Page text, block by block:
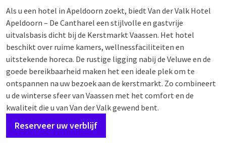
Als u een hotel in Apeldoorn zoekt, biedt Van der Valk Hotel
Apeldoorn – De Cantharel een stijlvolle en gastvrije
uitvalsbasis dicht bij de Kerstmarkt Vaassen. Het hotel
beschikt over ruime kamers, wellnessfaciliteiten en
uitstekende horeca. De rustige ligging nabij de Veluwe en de
goede bereikbaarheid maken het een ideale plek om te
ontspannen na uw bezoek aan de kerstmarkt. Zo combineert
u de winterse sfeer van Vaassen met het comfort en de
kwaliteit die u van Van der Valk gewend bent.
Reserveer uw verblijf